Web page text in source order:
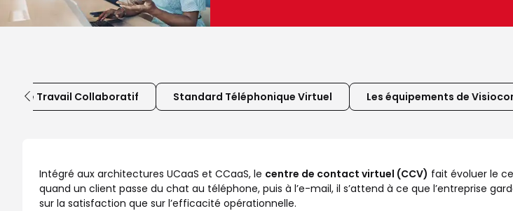
de Travail Collaboratif Standard Téléphonique Virtuel Les équipements de
Intégré aux architectures UCaaS et CCaaS, le centre de contact virtuel (CCV) fait évoluer le
quand un client passe du chat au téléphone, puis à l’e-mail, il s’attend à ce que l’entreprise
sur la satisfaction que sur l’efficacité opérationnelle.